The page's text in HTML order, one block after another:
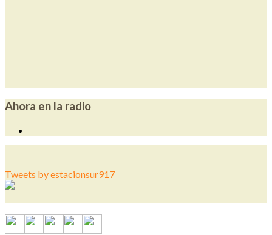
Ahora en la radio
Tweets by estacionsur917